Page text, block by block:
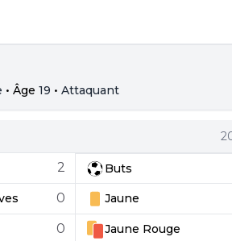
• Âge 19 • Attaquant
2 Buts
0 Jaune
0 Jaune Rouge